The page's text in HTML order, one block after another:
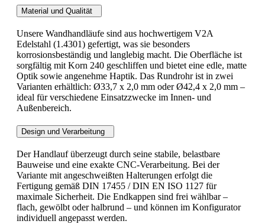
Material und Qualität
Unsere Wandhandläufe sind aus hochwertigem V2A
Edelstahl (1.4301) gefertigt, was sie besonders
korrosionsbeständig und langlebig macht. Die Oberfläche ist
sorgfältig mit Korn 240 geschliffen und bietet eine edle, matte
Optik sowie angenehme Haptik. Das Rundrohr ist in zwei
Varianten erhältlich: Ø33,7 x 2,0 mm oder Ø42,4 x 2,0 mm –
ideal für verschiedene Einsatzzwecke im Innen- und
Außenbereich.
Design und Verarbeitung
Der Handlauf überzeugt durch seine stabile, belastbare
Bauweise und eine exakte CNC-Verarbeitung. Bei der
Variante mit angeschweißten Halterungen erfolgt die
Fertigung gemäß DIN 17455 / DIN EN ISO 1127 für
maximale Sicherheit. Die Endkappen sind frei wählbar –
flach, gewölbt oder halbrund – und können im Konfigurator
individuell angepasst werden.